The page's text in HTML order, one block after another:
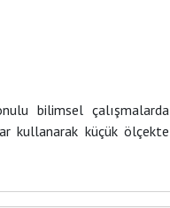
bilimsel çalışmalarda
kullanarak küçük ölçekte